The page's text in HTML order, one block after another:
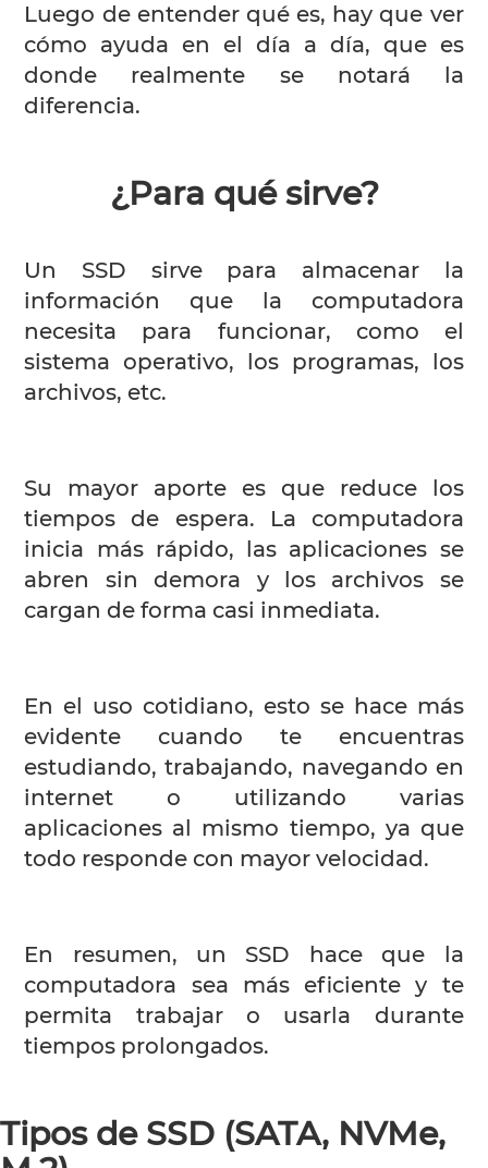
Luego de entender qué es, hay que ver
cómo ayuda en el día a día, que es
donde realmente se notará la
diferencia.
¿Para qué sirve?
Un SSD sirve para almacenar la
información que la computadora
necesita para funcionar, como el
sistema operativo, los programas, los
archivos, etc.
Su mayor aporte es que reduce los
tiempos de espera. La computadora
inicia más rápido, las aplicaciones se
abren sin demora y los archivos se
cargan de forma casi inmediata.
En el uso cotidiano, esto se hace más
evidente cuando te encuentras
estudiando, trabajando, navegando en
internet o utilizando varias
aplicaciones al mismo tiempo, ya que
todo responde con mayor velocidad.
En resumen, un SSD hace que la
computadora sea más eficiente y te
permita trabajar o usarla durante
tiempos prolongados.
Tipos de SSD (SATA, NVMe,